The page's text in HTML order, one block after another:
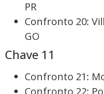
PR
Confronto 20:
GO
Chave 11
Confronto 21:
Confronto 22: